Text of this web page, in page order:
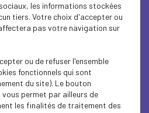
Durable
les informations stockées
tiers. Votre choix d'accepter ou
pas votre navigation sur
ou de refuser l'ensemble
fonctionnels qui sont
du site). Le bouton
permet par ailleurs de
les finalités de traitement des